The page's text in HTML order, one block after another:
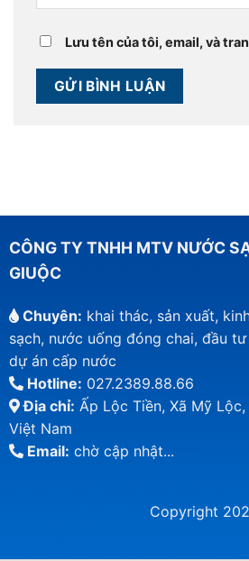
Lưu tên của tôi, email, và
CÔNG TY TNHH MTV NƯỚC
GIUỘC
Chuyên: khai thác, sản xuất,
sạch, nước uống đóng chai, đầu
dự án cấp nước
Hotline: 027.2389.88.66
Địa chỉ: Ấp Lộc Tiền, Xã Mỹ
Việt Nam
Email: chờ cập nhật...
Copyright